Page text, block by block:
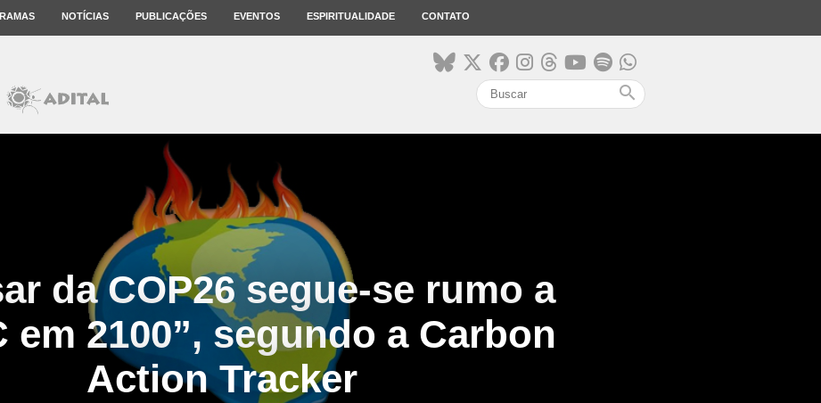
NOTÍCIAS PUBLICAÇÕES EVENTOS ESPIRITUALIDADE CONTATO
search
da COP26 segue-se rumo a
em 2100”, segundo a Carbon
Action Tracker